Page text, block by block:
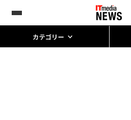
カテゴリー